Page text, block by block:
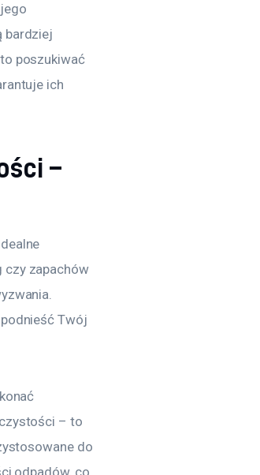
bardziej
poszukiwać
ich
–
czy zapachów
Twój
– to
do
odpadów, co